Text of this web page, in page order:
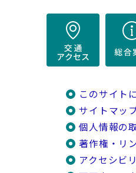
このサイト
サイトマッ
個人情報の
著作権・リ
アクセシビ